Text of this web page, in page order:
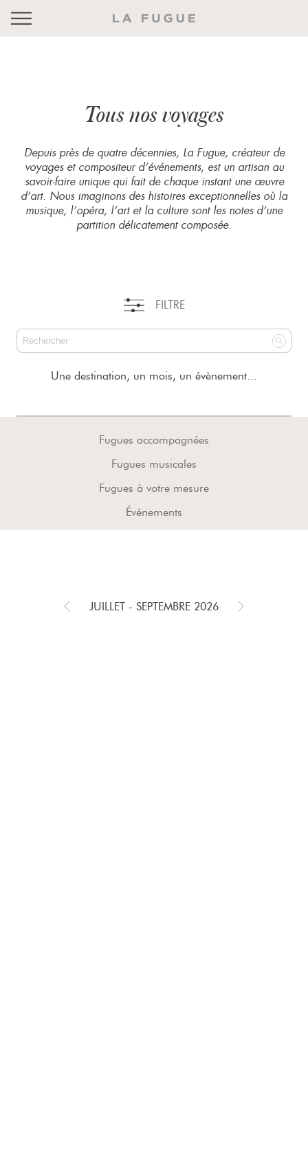
Tous nos voyages
Depuis près de quatre décennies, La Fugue, créateur de
voyages et compositeur d’événements, est un artisan au
savoir-faire unique qui fait de chaque instant une œuvre
d’art. Nous imaginons des histoires exceptionnelles où la
musique, l’opéra, l’art et la culture sont les notes d’une
partition délicatement composée.
FILTRE
Une destination, un mois, un évènement...
Fugues accompagnées
Fugues musicales
Fugues à votre mesure
Événements
JUILLET - SEPTEMBRE 2026